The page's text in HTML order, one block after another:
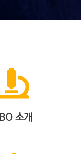
IBO 소개